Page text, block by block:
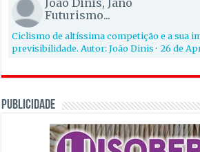
Futurismo...
Ciclismo de altíssima competição e a sua
previsibilidade. Autor: João Dinis·26 de
PUBLICIDADE